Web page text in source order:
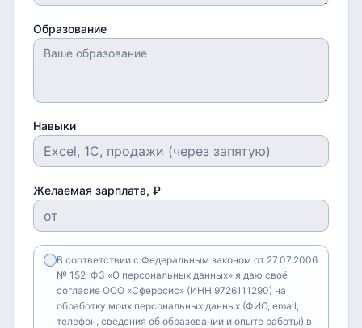
Образование
Навыки
Желаемая зарплата, ₽
В соответствии с Федеральным законом от 27.07.2006
№ 152-ФЗ «О персональных данных» я даю своё
согласие ООО «Сферосис» (ИНН 9726111290) на
обработку моих персональных данных (ФИО, email,
телефон, сведения об образовании и опыте работы) в